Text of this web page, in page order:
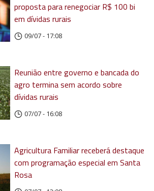
proposta para renegociar R$ 100 bi
em dívidas rurais
09/07 - 17:08
Reunião entre governo e bancada do
agro termina sem acordo sobre
dívidas rurais
07/07 - 16:08
Agricultura Familiar receberá destaque
com programação especial em Santa
Rosa